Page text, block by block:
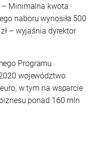
– Minimalna kwota
naboru wynosiła 500
– wyjaśnia dyrektor
Programu
województwo
w tym na wsparcie
ponad 160 mln